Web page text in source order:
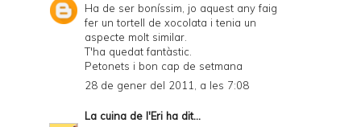
Ha de ser boníssim, jo aquest any faig
fer un tortell de xocolata i tenia un
aspecte molt similar.
T'ha quedat fantàstic.
Petonets i bon cap de setmana
28 de gener del 2011, a les 7:08
La cuina de l'Eri ha dit...